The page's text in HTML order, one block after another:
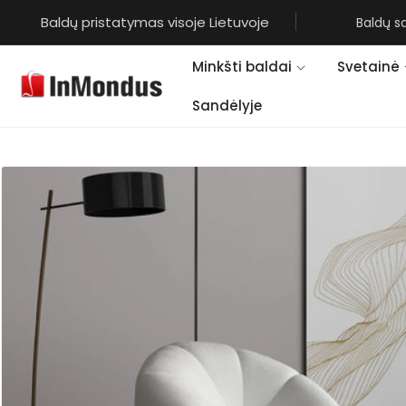
turinį
Baldų pristatymas visoje Lietuvoje Baldų
Minkšti baldai Svetainė
Sandėlyje
Pereiti prie
informacijos
apie gaminį